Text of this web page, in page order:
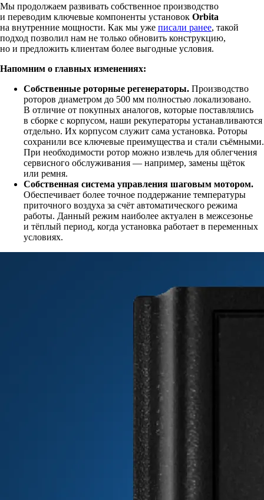
Мы продолжаем развивать собственное производство
и переводим ключевые компоненты установок Orbita
на внутренние мощности. Как мы уже писали ранее, такой
подход позволил нам не только обновить конструкцию,
но и предложить клиентам более выгодные условия.
Напомним о главных изменениях:
Собственные роторные регенераторы. Производство
роторов диаметром до 500 мм полностью локализовано.
В отличие от покупных аналогов, которые поставлялись
в сборке с корпусом, наши рекуператоры устанавливаются
отдельно. Их корпусом служит сама установка. Роторы
сохранили все ключевые преимущества и стали съёмными.
При необходимости ротор можно извлечь для облегчения
сервисного обслуживания — например, замены щёток
или ремня.
Собственная система управления шаговым мотором.
Обеспечивает более точное поддержание температуры
приточного воздуха за счёт автоматического режима
работы. Данный режим наиболее актуален в межсезонье
и тёплый период, когда установка работает в переменных
условиях.